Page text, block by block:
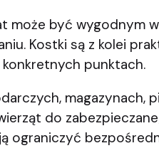
może być wygodnym
Kostki są z kolei
punktach.
magazynach,
do
ograniczyć